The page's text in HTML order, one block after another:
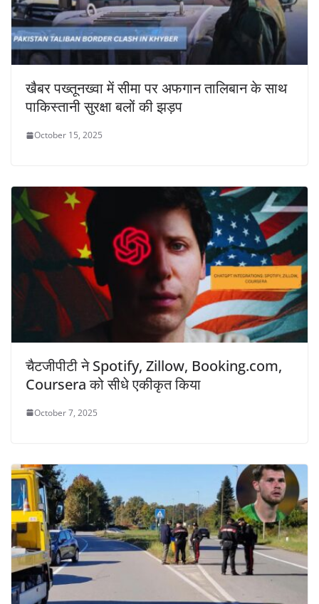
खैबर पख्तूनख्वा में सीमा पर अफगान तालिबान के साथ
पाकिस्तानी सुरक्षा बलों की झड़प
October 15, 2025
चैटजीपीटी ने Spotify, Zillow, Booking.com,
Coursera को सीधे एकीकृत किया
October 7, 2025